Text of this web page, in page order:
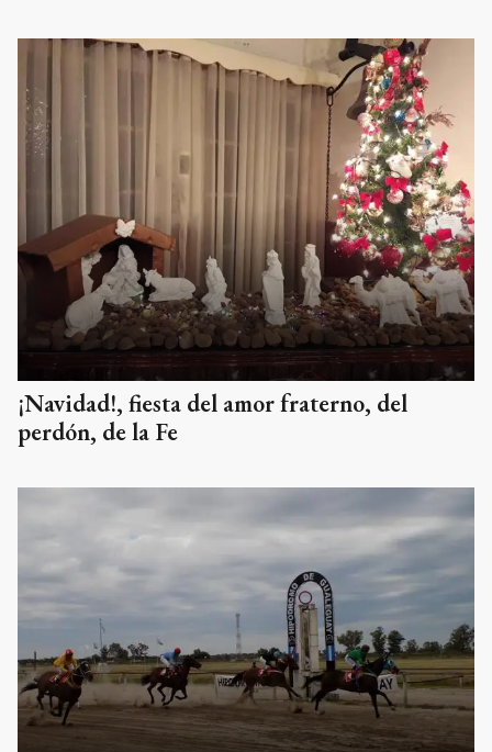
¡Navidad!, fiesta del amor fraterno, del
perdón, de la Fe